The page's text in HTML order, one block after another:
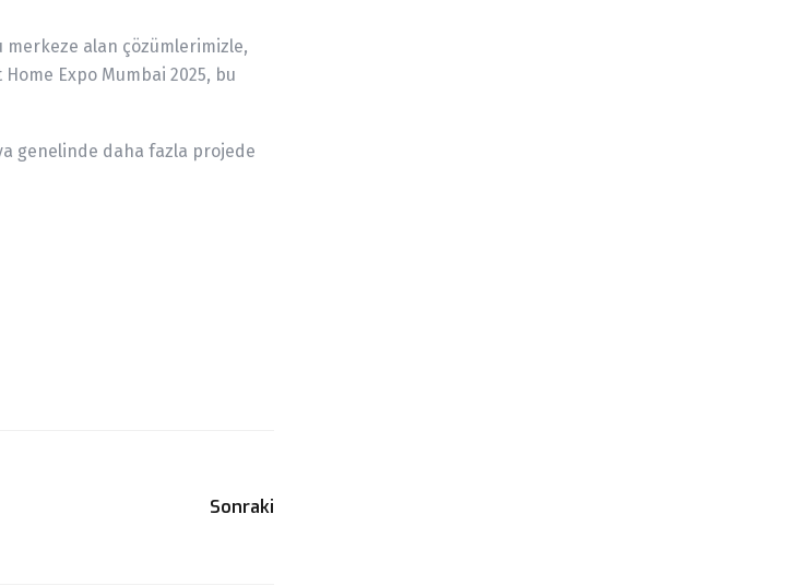
alan çözümlerimizle,
Expo Mumbai 2025, bu
genelinde daha fazla projede
Sonraki